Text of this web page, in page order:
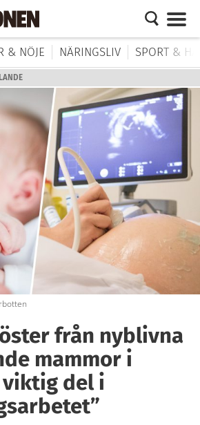
& NÖJE NÄRINGSLIV SPORT &
från nyblivna
mammor i
viktig del i